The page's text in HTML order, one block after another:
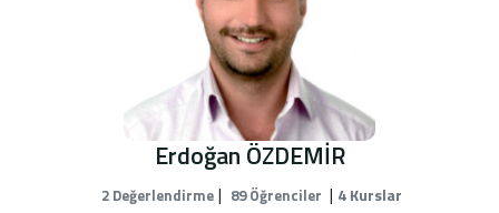
Erdoğan ÖZDEMİR
2 Değerlendirme | 89 Öğrenciler | 4 Kurslar